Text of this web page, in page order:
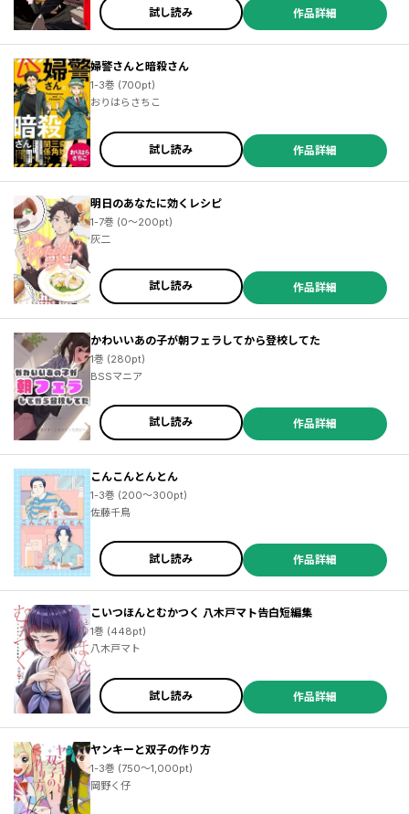
試し読み 作品詳細
婦警さんと暗殺さん
1-3巻 (700pt)
おりはらさちこ
試し読み 作品詳細
明日のあなたに効くレシピ
1-7巻 (0～200pt)
灰二
試し読み 作品詳細
かわいいあの子が朝フェラしてから登校してた
1巻 (280pt)
BSSマニア
試し読み 作品詳細
こんこんとんとん
1-3巻 (200～300pt)
佐藤千鳥
試し読み 作品詳細
こいつほんとむかつく 八木戸マト告白短編集
1巻 (448pt)
八木戸マト
試し読み 作品詳細
ヤンキーと双子の作り方
1-3巻 (750～1,000pt)
岡野く仔